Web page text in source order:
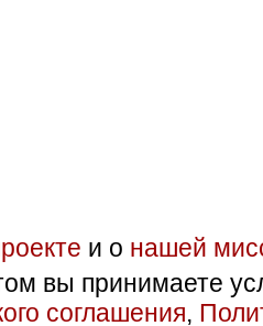
и о нашей
вы принимаете
соглашения,